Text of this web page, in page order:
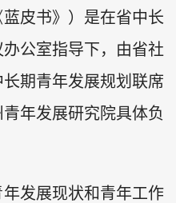
蓝皮书》）是在省中长
公室指导下，由省社
期青年发展规划联席
年发展研究院具体负
发展现状和青年工作